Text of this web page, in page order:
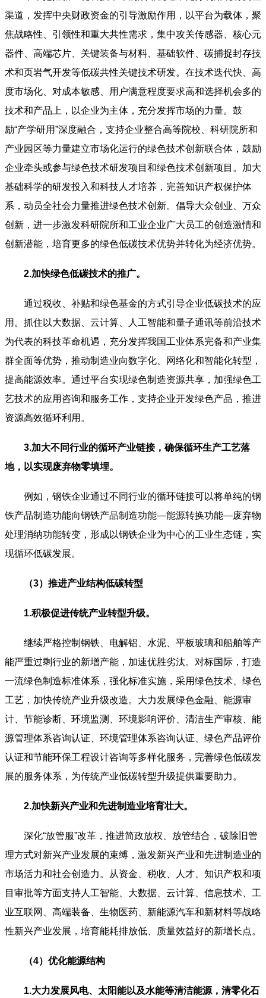
渠道，发挥中央财政资金的引导激励作用，以平台为载体，聚
焦战略性、引领性和重大共性需求，集中攻关传感器、核心元
器件、高端芯片、关键装备与材料、基础软件、碳捕捉封存技
术和页岩气开发等低碳共性关键技术研发。在技术迭代快、高
度市场化、对成本敏感、用户满意程度要求高和选择机会多的
技术和产品上，以企业为主体，充分发挥市场的力量。鼓
励“产学研用”深度融合，支持企业整合高等院校、科研院所和
产业园区等力量建立市场化运行的绿色技术创新联合体，鼓励
企业牵头或参与绿色技术研发项目和绿色技术创新项目。加大
基础科学的研发投入和科技人才培养，完善知识产权保护体
系，动员全社会力量推进绿色技术创新。倡导大众创业、万众
创新，进一步激发科研院所和工业企业广大员工的创造激情和
创新潜能，培育更多的绿色低碳技术优势并转化为经济优势。
2.加快绿色低碳技术的推广。
通过税收、补贴和绿色基金的方式引导企业低碳技术的应
用。抓住以大数据、云计算、人工智能和量子通讯等前沿技术
为代表的科技革命机遇，充分发挥我国工业体系完备和产业集
群全面等优势，推动制造业向数字化、网络化和智能化转型，
提高能源效率。通过平台实现绿色制造资源共享，加强绿色工
艺技术的应用咨询和服务工作，支持企业开发绿色产品，推进
资源高效循环利用。
3.加大不同行业的循环产业链接，确保循环生产工艺落
地，以实现废弃物零填埋。
例如，钢铁企业通过不同行业的循环链接可以将单纯的钢
铁产品制造功能向钢铁产品制造功能—能源转换功能—废弃物
处理消纳功能转变，形成以钢铁企业为中心的工业生态链，实
现循环低碳发展。
（3）推进产业结构低碳转型
1.积极促进传统产业转型升级。
继续严格控制钢铁、电解铝、水泥、平板玻璃和船舶等产
能严重过剩行业的新增产能，加速优胜劣汰。对标国际，打造
一流绿色制造标准体系，强化标准实施，采用绿色技术、绿色
工艺，加快传统产业升级改造。大力发展绿色金融、能源审
计、节能诊断、环境监测、环境影响评价、清洁生产审核、能
源管理体系咨询认证、环境管理体系咨询认证、绿色产品评价
认证和节能环保工程设计咨询等多样化服务，完善绿色低碳发
展的服务体系，为传统产业低碳转型升级提供重要助力。
2.加快新兴产业和先进制造业培育壮大。
深化“放管服”改革，推进简政放权、放管结合，破除旧管
理方式对新兴产业发展的束缚，激发新兴产业和先进制造业的
市场活力和社会创造力。从资金、税收、人才、知识产权和项
目审批等方面支持人工智能、大数据、云计算、信息技术、工
业互联网、高端装备、生物医药、新能源汽车和新材料等战略
性新兴产业发展，培育能耗排放低、质量效益好的新增长点。
（4）优化能源结构
1.大力发展风电、太阳能以及水能等清洁能源，清零化石